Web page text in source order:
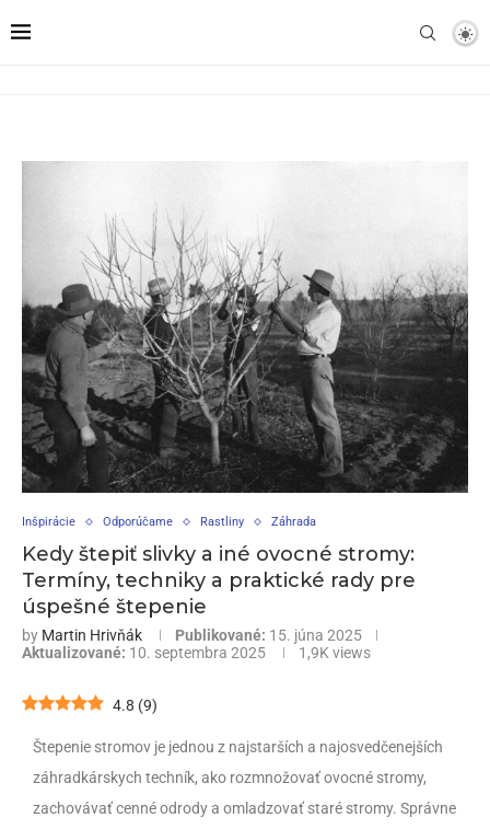
Inšpirácie Odporúčame Rastliny Záhrada
Kedy štepiť slivky a iné ovocné stromy:
Termíny, techniky a praktické rady pre
úspešné štepenie
by Martin Hrivňák Publikované: 15. júna 2025
Aktualizované: 10. septembra 2025 1,9Kviews
4.8 (9)
Štepenie stromov je jednou z najstarších a najosvedčenejších
záhradkárskych techník, ako rozmnožovať ovocné stromy,
zachovávať cenné odrody a omladzovať staré stromy. Správne